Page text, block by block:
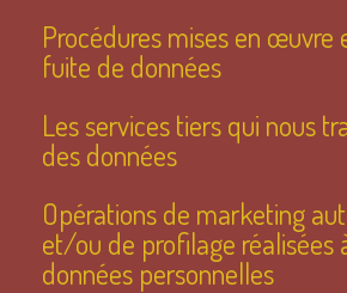
Procédures mises en œuvre
fuite de données
Les services tiers qui nous
des données
Opérations de marketing
et/ou de profilage réalisées
données personnelles